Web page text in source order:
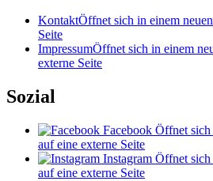
KontaktÖffnet sich in einem
Seite
ImpressumÖffnet sich in einem
externe Seite
Sozial
Facebook Öffnet sich
auf eine externe Seite
Instagram Öffnet sich
auf eine externe Seite